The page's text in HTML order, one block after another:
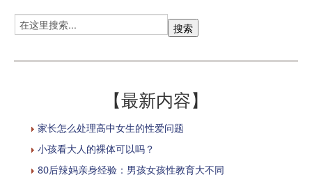
【最新内容】
家长怎么处理高中女生的性爱问题
小孩看大人的裸体可以吗？
80后辣妈亲身经验：男孩女孩性教育大不同